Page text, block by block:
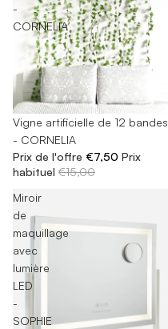
-
CORNELIA
-50%
Vigne artificielle de 12 bandes
- CORNELIA
Prix de l'offre €7,50 Prix
habituel €15,00
Miroir
de
maquillage
avec
lumière
LED
-
SOPHIE